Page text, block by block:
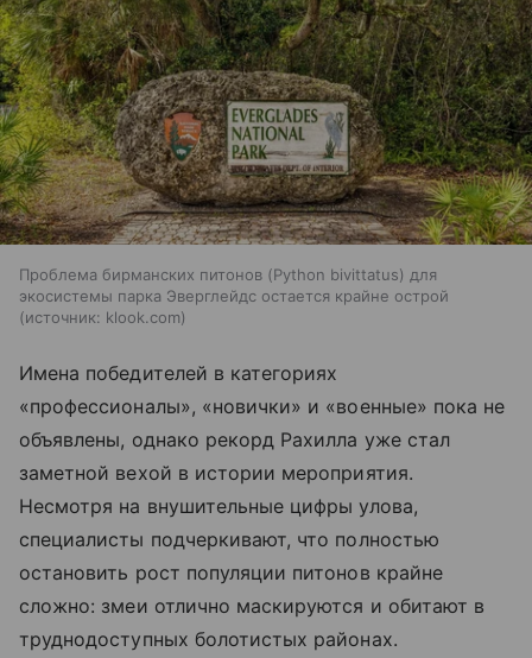
Проблема бирманских питонов (Python bivittatus) для
экосистемы парка Эверглейдс остается крайне острой
источник: klook.com
Имена победителей в категориях
«профессионалы», «новички» и «военные» пока не
объявлены, однако рекорд Рахилла уже стал
заметной вехой в истории мероприятия.
Несмотря на внушительные цифры улова,
специалисты подчеркивают, что полностью
остановить рост популяции питонов крайне
сложно: змеи отлично маскируются и обитают в
труднодоступных болотистых районах.